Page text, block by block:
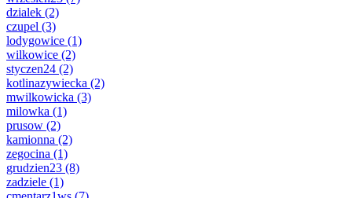
dzialek (2)
czupel (3)
lodygowice (1)
wilkowice (2)
styczen24 (2)
kotlinazywiecka (2)
mwilkowicka (3)
milowka (1)
prusow (2)
kamionna (2)
zegocina (1)
grudzien23 (8)
zadziele (1)